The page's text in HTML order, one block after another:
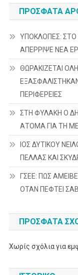
ΠΡΌΣΦΑΤΑ
ΥΠΟΚΛΟΠΕΣ: ΣΤΟ
ΑΠΕΡΡΙΨΕ ΝΕΑ
ΘΩΡΑΚΙΖΕΤΑΙ
ΠΕΡΙΦΕΡΕΙΕΣ
ΣΤΗ ΦΥΛΑΚΗ Ο
ΑΤΟΜΑ ΓΙΑ ΤΗ
ΙΟΣ ΔΥΤΙΚΟΥ
ΠΕΛΛΑΣ ΚΑΙ
ΓΣΕΕ: ΠΩΣ
ΟΤΑΝ ΠΕΦΤΕΙ
ΠΡΌΣΦΑΤΑ
Χωρίς σχόλια για